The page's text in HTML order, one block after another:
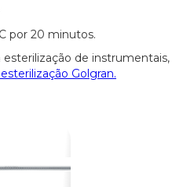
por 20 minutos.
esterilização de instrumentais,
Golgran.